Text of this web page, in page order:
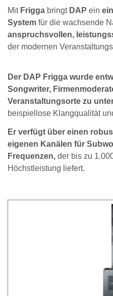
Mit Frigga bringt DAP ein
System für die wachsende
anspruchsvollen,
der modernen
Der DAP Frigga wurde
Songwriter,
Veranstaltungsorte zu
beispiellose Klangqualität
Er verfügt über einen
eigenen Kanälen für
Frequenzen, der bis zu
Höchstleistung liefert.